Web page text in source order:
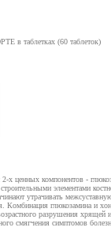
в таблетках (60 таблеток)
ценных компонентов -
элементами
утрачивать
Комбинация глюкозамина и
разрушения
смягчения симптомов